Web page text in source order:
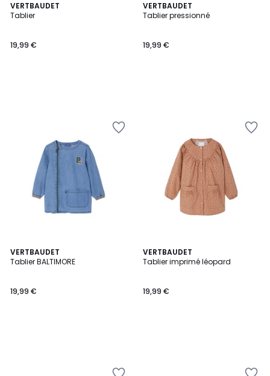
VERTBAUDET
Tablier
19,99 €
VERTBAUDET
Tablier pressionné
19,99 €
VERTBAUDET
Tablier BALTIMORE
19,99 €
VERTBAUDET
Tablier imprimé léopard
19,99 €